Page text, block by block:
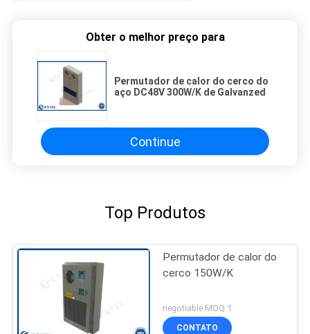
Obter o melhor preço para
Permutador de calor do cerco do
aço DC48V 300W/K de Galvanzed
Continue
Top Produtos
Permutador de calor do
cerco 150W/K
negotiable MOQ:1
CONTATO